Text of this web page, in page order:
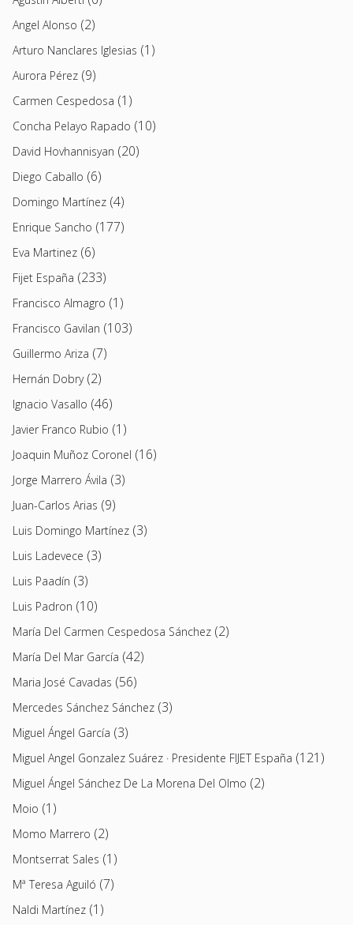
Angel Alonso (2)
Arturo Nanclares Iglesias (1)
Aurora Pérez (9)
Carmen Cespedosa (1)
Concha Pelayo Rapado (10)
David Hovhannisyan (20)
Diego Caballo (6)
Domingo Martínez (4)
Enrique Sancho (177)
Eva Martinez (6)
Fijet España (233)
Francisco Almagro (1)
Francisco Gavilan (103)
Guillermo Ariza (7)
Hernán Dobry(2)
Ignacio Vasallo (46)
Javier Franco Rubio (1)
Joaquin Muñoz Coronel (16)
Jorge Marrero Ávila (3)
Juan-Carlos Arias (9)
Luis Domingo Martínez (3)
Luis Ladevece (3)
Luis Paadín (3)
Luis Padron (10)
María Del Carmen Cespedosa Sánchez (2)
María Del Mar García (42)
Maria José Cavadas (56)
Mercedes Sánchez Sánchez (3)
Miguel Ángel García (3)
Miguel Angel Gonzalez Suárez · Presidente FIJET España (121)
Miguel Ángel Sánchez De La Morena Del Olmo (2)
Moio (1)
Momo Marrero (2)
Montserrat Sales (1)
Mª Teresa Aguiló (7)
Naldi Martínez (1)